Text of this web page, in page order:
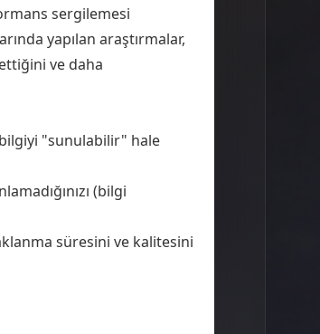
sergilemesi
yapılan araştırmalar,
ve daha
bilgiyi "sunulabilir" hale
(bilgi
süresini ve kalitesini